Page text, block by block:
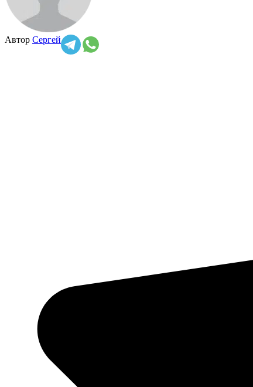
Автор Сергей